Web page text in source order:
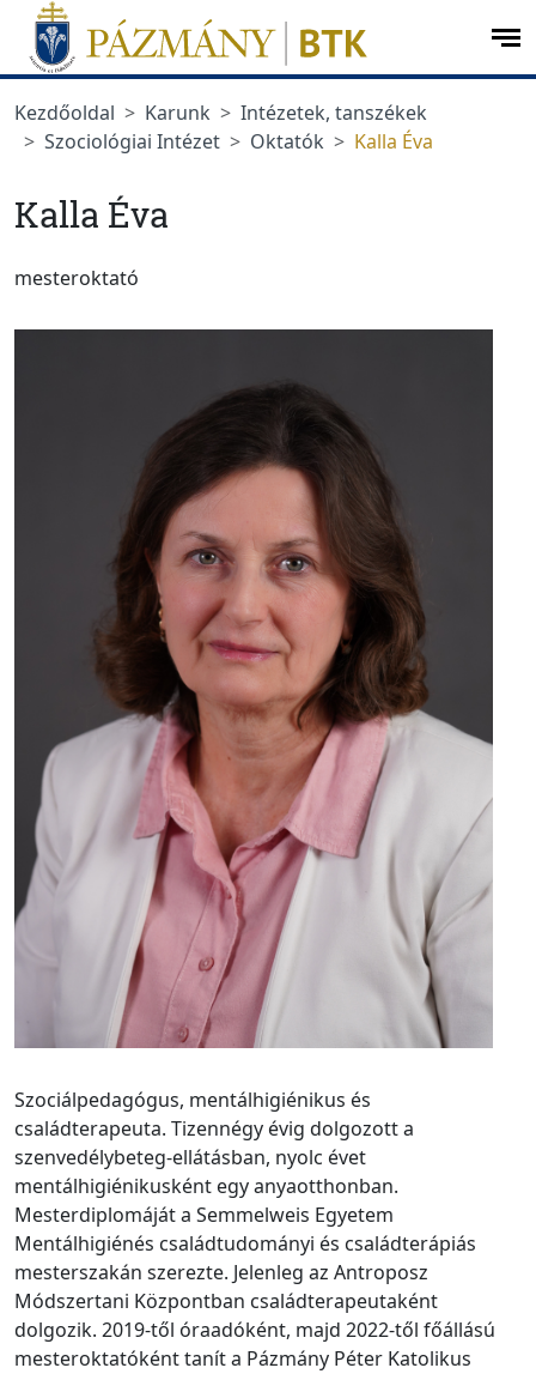
Ugrás a menüre
Ugrás a tartalomra
Kezdőoldal
Karunk
Intézetek, tanszékek
Szociológiai Intézet
Oktatók Kalla Éva
Kalla Éva
mesteroktató
Szociálpedagógus, mentálhigiénikus és
családterapeuta. Tizennégy évig dolgozott a
szenvedélybeteg-ellátásban, nyolc évet
mentálhigiénikusként egy anyaotthonban.
Mesterdiplomáját a Semmelweis Egyetem
Mentálhigiénés családtudományi és családterápiás
mesterszakán szerezte. Jelenleg az Antroposz
Módszertani Központban családterapeutaként
dolgozik. 2019-től óraadóként, majd 2022-től főállású
mesteroktatóként tanít a Pázmány Péter Katolikus